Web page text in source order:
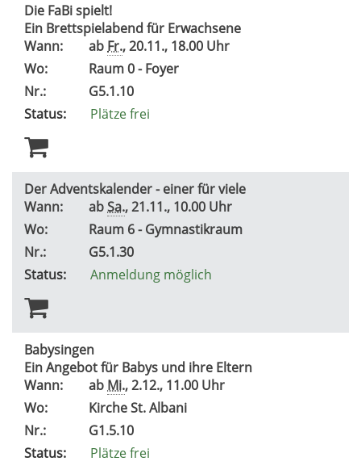
Die FaBi spielt!
Ein Brettspielabend für Erwachsene
Wann:
ab Fr., 20.11., 18.00 Uhr
Wo:
Raum 0 - Foyer
Nr.:
G5.1.10
Status:
Plätze frei
Der Adventskalender - einer für viele
Wann:
abSa., 21.11., 10.00 Uhr
Wo:
Raum 6 - Gymnastikraum
Nr.:
G5.1.30
Status:
Anmeldung möglich
Babysingen
Ein Angebot für Babys und ihre Eltern
Wann:
ab Mi., 2.12., 11.00 Uhr
Wo:
Kirche St. Albani
Nr.:
G1.5.10
Status:
Plätze frei